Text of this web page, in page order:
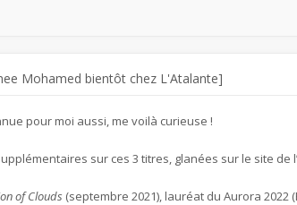
Mohamed bientôt chez L'Atalante]
pour moi aussi, me voilà curieuse !
sur ces 3 titres, glanées sur le site de
of Clouds (septembre 2021), lauréat du Aurora 2022